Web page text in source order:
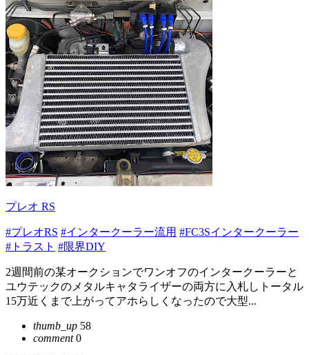
プレオ RS
#プレオRS #インタークーラー流用 #FC3Sインタークーラー
#トラスト #限界DIY
2週間前の某オークションでワンオフのインタークーラーと
ユウテックのメタルキャタライザーの両方に入札しトータル
15万近くまで上がってアホらしくなったので大型...
thumb_up 58
comment0